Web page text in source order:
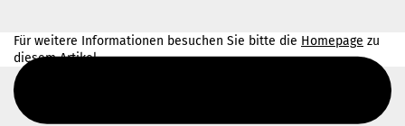
Für weitere Informationen besuchen Sie bitte die Homepage zu
diesem Artikel.